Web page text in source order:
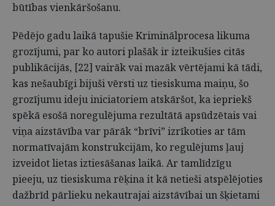
būtības vienkāršošanu.
Pēdējo gadu laikā tapušie Kriminālprocesa likuma
grozījumi, par ko autori plašāk ir izteikušies citās
publikācijās, [22] vairāk vai mazāk vērtējami kā tādi,
kas nešaubīgi bijuši vērsti uz tiesiskuma maiņu, šo
grozījumu ideju iniciatoriem atskāršot, ka iepriekš
spēkā esošā noregulējuma rezultātā apsūdzētais vai
viņa aizstāvība var pārāk “brīvi” izrīkoties ar tām
normatīvajām konstrukcijām, ko regulējums ļauj
izveidot lietas iztiesāšanas laikā. Ar tamlīdzīgu
pieeju, uz tiesiskuma rēķina it kā netieši atspēlējoties
dažbrīd pārlieku nekautrajai aizstāvībai un šķietami